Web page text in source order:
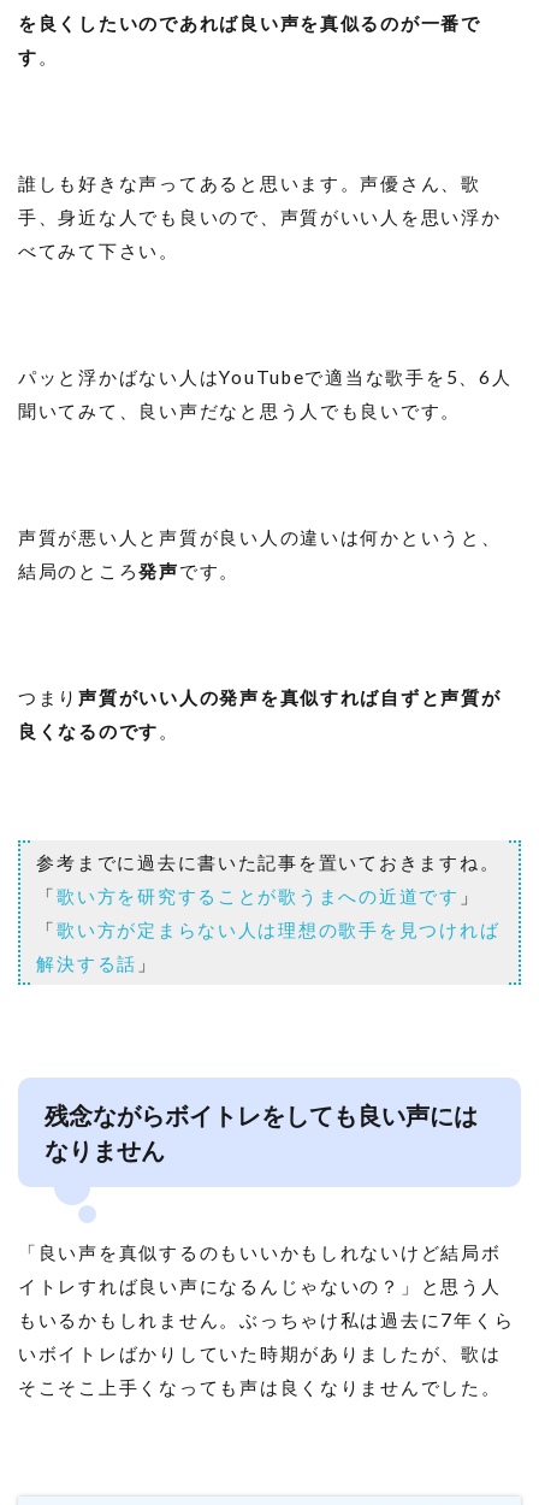
を良くしたいのであれば良い声を真似るのが一番で
す 。
誰しも好きな声ってあると思います。声優さん、歌
手、身近な人でも良いので、声質がいい人を思い浮か
べてみて下さい。
パッと浮かばない人はYouTubeで適当な歌手を5、6人
聞いてみて、良い声だなと思う人でも良いです。
声質が悪い人と声質が良い人の違いは何かというと、
結局のところ発声です。
つまり声質がいい人の発声を真似すれば自ずと声質が
良くなるのです 。
参考までに過去に書いた記事を置いておきますね。
「歌い方を研究することが歌うまへの近道です 」
「歌い方が定まらない人は理想の歌手を見つければ
解決する話 」
残念ながらボイトレをしても良い声には
なりません
「良い声を真似するのもいいかもしれないけど結局ボ
イトレすれば良い声になるんじゃないの？」と思う人
もいるかもしれません。ぶっちゃけ私は過去に7年くら
いボイトレばかりしていた時期がありましたが、歌は
そこそこ上手くなっても声は良くなりませんでした。